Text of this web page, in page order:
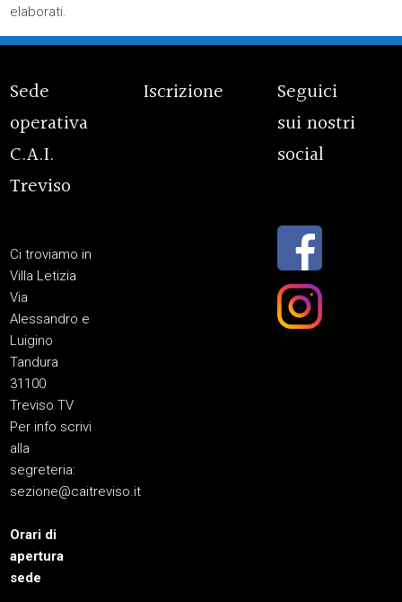
elaborati.
Sede
operativa
C.A.I.
Treviso
Ci troviamo in
Villa Letizia
Via
Alessandro e
Luigino
Tandura
31100
Treviso TV
Per info scrivi
alla
segreteria:
sezione@caitreviso.it
Orari di
apertura
sede
Iscrizione
Seguici
sui nostri
social